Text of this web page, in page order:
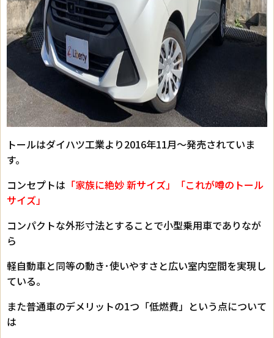
トールはダイハツ工業より2016年11月～発売されていま
す。
コンセプトは 「家族に絶妙 新サイズ」「これが噂のトール
サイズ」
コンパクトな外形寸法とすることで小型乗用車でありなが
ら
軽自動車と同等の動き･使いやすさと広い室内空間を実現し
ている。
また普通車のデメリットの1つ「低燃費」という点について
は